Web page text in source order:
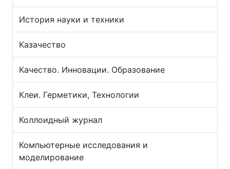
История науки и техники
Казачество
Качество. Инновации. Образование
Клеи. Герметики, Технологии
Коллоидный журнал
Компьютерные исследования и
моделирование